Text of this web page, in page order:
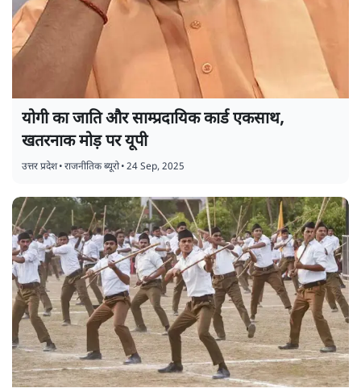
योगी का जाति और साम्प्रदायिक कार्ड एकसाथ,
खतरनाक मोड़ पर यूपी
उत्तर प्रदेश•राजनीतिक ब्यूरो•24 Sep, 2025